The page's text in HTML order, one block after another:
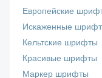
Европейские
Искаженные
Кельтские шрифты
Красивые шрифты
Маркер шрифты